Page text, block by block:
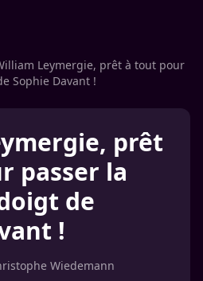
Leymergie, prêt à tout pour
Sophie Davant !
prêt
passer la
de
!
Wiedemann